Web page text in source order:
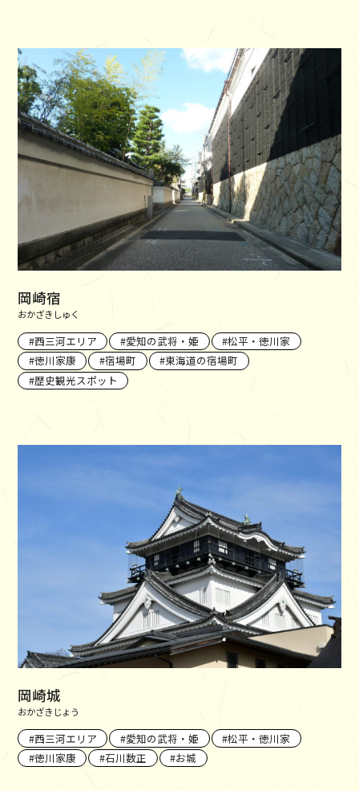
岡崎宿
おかざきしゅく
西三河エリア 愛知の武将・姫
松平・徳川家
徳川家康
宿場町
東海道の宿場町
歴史観光スポット
岡崎城
おかざきじょう
西三河エリア 愛知の武将・姫
松平・徳川家
徳川家康
石川数正 お城